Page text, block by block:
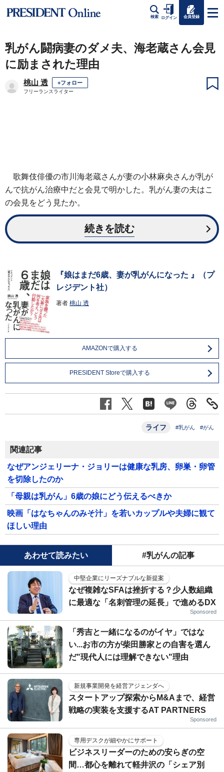
検索 ログイン 会員登録
乳がん闘病妻のダメ夫、海老蔵さん会見
に励まされた理由
桃山 透 +フォロー
フリーランスライター
歌舞伎俳優の市川海老蔵さんが妻の小林麻央さんが乳が
んで抗がん治療中だと会見で明かした。乳がん妻の夫はこ
の会見をどう見たか。
続きを読む
『娘はまだ6歳、妻が乳がんになった 』（プ
レジデント社）
著者 桃山 透
AMAZONで購入する
PRESIDENT Storeで購入する
ライフ #乳がん #がん
関連記事
なぜアンジェリーナ・ジョリーは健康な乳房、卵巣・卵管
を切除したのか
「母親は乳がん」6歳の娘にどう伝えるべきか
映画「はなちゃんのみそ汁」を若いカップルや夫婦に観て
ほしい理由
あわせて読みたい #乳がんの記事
中堅企業にリーズナブルな新提案
なぜ複雑なSFAは挫折する？少人数組織
に最適な「名刺管理の延長」で進めるDX
Sponsored
「秀吉と一緒になるのがイヤ」ではな
い...お市の方が柴田勝家との自害を選ん
だ"現代人には理解できない"理由
新規事業開発を経営アジェンダへ
スタートアップ探索からM&Aまで、経営
戦略の実装を支援するAT PARTNERS
Sponsored
専用デスクが細やかにサポート
ビジネスリーダーのための安らぎの空
間…都心を離れて軽井沢の「シェア別